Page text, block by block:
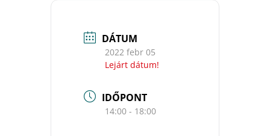
DÁTUM
2022 febr 05
Lejárt dátum!
IDŐPONT
14:00 - 18:00